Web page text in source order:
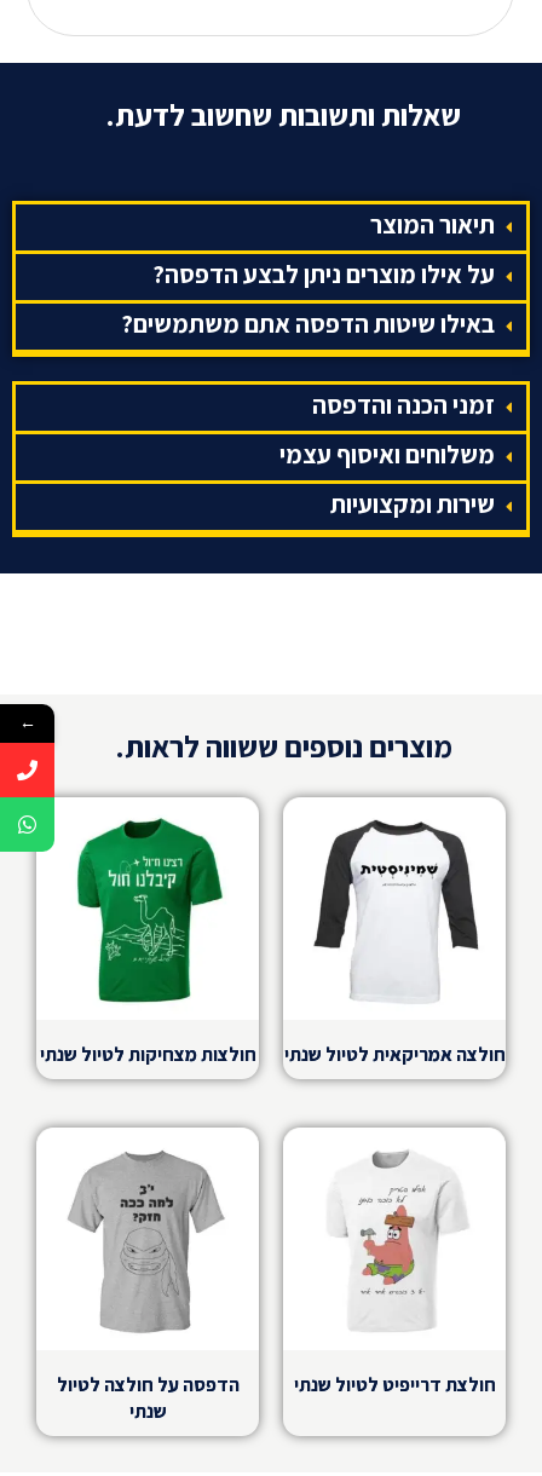
"אם אתה לא חלק מזה אתה לעולם לא תבין"
על מה עוד אתם מדפיסים לטיול שנתי ?
הדפסה על כובעי טמבל כובעי שמש ועוד תיקי שרוך,
בקבוקיםועוד ים של מוצרים מדליקים שישאירו לכם זיכרון
נעים מהטיול.
חולצות לתנועות נוער
יוצאים לטיול בצופים ? עושים שבת בסניף? בא לכם חולצה
מדליקה למזכרת? אנחנו כאן בשבילכם עם חולצות בכל
הסוגים והמידות במחירים מעולים לכל כיס ומשלוחים לכל
רחבי הארץ
הדפסה על חולצות בירושלים | חולצות מהיום להיום
לקח לכם הרבה זמן לחשוב על משפט וצבע לטיול המדובר.
לא נורא גם אם נזכרתם יום לפני, תוכלו למצוא אצלנו מבחר
ענק של מוצרים שמודפסים מהיום להיום או מהיום למחר.
שאלות ותשובות שחשוב לדעת.
תיאור המוצר
על אילו מוצרים ניתן לבצע הדפסה?
באילו שיטות הדפסה אתם משתמשים?
זמני הכנה והדפסה
משלוחים ואיסוף עצמי
שירות ומקצועיות
מוצרים נוספים ששווה לראות.
חולצה אמריקאית לטיול שנתי חולצות מצחיקות לטיול שנתי
חולצת דרייפיט לטיול שנתי
הדפסה על חולצה לטיול
שנתי
←